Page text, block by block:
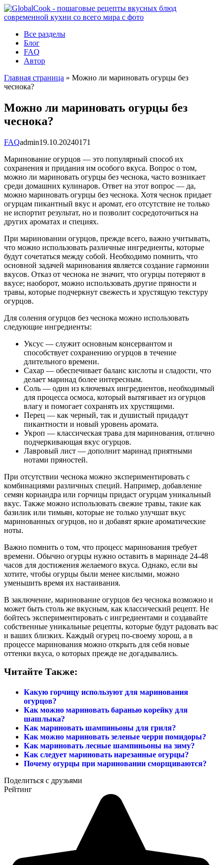
Перейти
к
Все разделы
Блог
FAQ
Автор
Главная страница » Можно ли мариновать огурцы без
чеснока?
Можно ли мариновать огурцы без
чеснока?
FAQadmin19.10.20240171
Маринование огурцов — это популярный способ их
сохранения и придания им особого вкуса. Вопрос о том,
можно ли мариновать огурцы без чеснока, часто возникает
среди домашних кулинаров. Ответ на этот вопрос — да,
можно мариновать огурцы без чеснока. Хотя чеснок придает
огурцам пикантный вкус и аромат, его отсутствие не только
не испортит результат, но и позволит сосредоточиться на
других ароматах и специях.
При мариновании огурцов, прежде всего, важно учитывать,
что можно использовать различные ингредиенты, которые
будут сочетаться между собой. Необходимо помнить, что
основной задачей маринования является создание гармонии
вкусов. Отказ от чеснока не значит, что огурцы потеряют в
вкусе; наоборот, можно использовать другие пряности и
травы, которые подчеркнут свежесть и хрустящую текстуру
огурцов.
Для соления огурцов без чеснока можно использовать
следующие ингредиенты:
Уксус — служит основным консервантом и
способствует сохранению огурцов в течение
длительного времени.
Сахар — обеспечивает баланс кислоты и сладости, что
делает маринад более интересным.
Соль — один из ключевых ингредиентов, необходимый
для процесса осмоса, который вытягивает из огурцов
влагу и помогает сохранять их хрустящими.
Перец — как черный, так и душистый придадут
пикантности и новый уровень аромата.
Укроп — классическая трава для маринования, отлично
подчеркивающая вкус огурцов.
Лавровый лист — дополнит маринад приятными
нотами пряностей.
При отсутствии чеснока можно экспериментировать с
комбинациями различных специй. Например, добавление
семян кориандра или горчицы придаст огурцам уникальный
вкус. Также можно использовать свежие травы, такие как
базилик или тимьян, которые не только улучшат вкус
маринованных огурцов, но и добавят яркие ароматические
ноты.
Важно помнить о том, что процесс маринования требует
времени. Обычно огурцы нужно оставить в маринаде 24-48
часов для достижения желаемого вкуса. Однако, если вы
хотите, чтобы огурцы были менее кислыми, можно
уменьшить время их настаивания.
В заключение, маринование огурцов без чеснока возможно и
может быть столь же вкусным, как классический рецепт. Не
бойтесь экспериментировать с ингредиентами и создавайте
собственные уникальные рецепты, которые будут радовать вас
и ваших близких. Каждый огурец по-своему хорош, а в
процессе маринования можно открыть для себя новые
оттенки вкуса, о которых прежде не догадывались.
Читайте Также:
Какую горчицу используют для маринования
огурцов?
Как можно мариновать баранью корейку для
шашлыка?
Как мариновать шампиньоны для гриля?
Как можно мариновать зеленые черри помидоры?
Как мариновать лесные шампиньоны на зиму?
Как следует мариновать нарезанные огурцы?
Почему огурцы при мариновании сморщиваются?
Поделиться с друзьями
Рейтинг